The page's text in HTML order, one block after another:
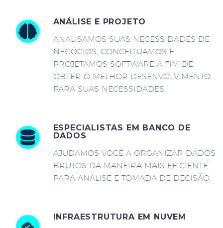
ANÁLISE E PROJETO
ANALISAMOS SUAS NECESSIDADES DE
NEGÓCIOS, CONCEITUAMOS E
PROJETAMOS SOFTWARE A FIM DE
OBTER O MELHOR DESENVOLVIMENTO
PARA SUAS NECESSIDADES.
ESPECIALISTAS EM BANCO DE
DADOS
AJUDAMOS VOCÊ A ORGANIZAR DADOS
BRUTOS DA MANEIRA MAIS EFICIENTE
PARA ANÁLISE E TOMADA DE DECISÃO.
INFRAESTRUTURA EM NUVEM